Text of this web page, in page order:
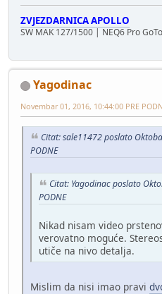
ZVJEZDARNICA APOLLO
SW MAK 127/1500 | NEQ6 Pro
Yagodinac
Novembar 01, 2016, 10:44:00 PRE
Citat: sale11472 poslato
PODNE
Citat: Yagodinac poslato
PODNE
Nikad nisam video
verovatno moguće.
utiče na nivo detalja.
Mislim da nisi imao pravi